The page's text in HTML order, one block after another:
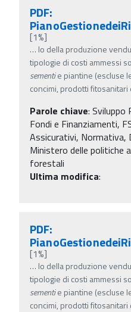
PDF:
[1%]
… lo della produzione
tipologie di costi ammessi
sementie piantine (escluse
concimi, prodotti
Parole chiave: Sviluppo
Fondi e Finanziamenti,
Assicurativi, Normativa,
Ministero delle politiche
forestali
Ultima modifica:
PDF:
[1%]
… lo della produzione
tipologie di costi ammessi
sementie piantine (escluse
concimi, prodotti